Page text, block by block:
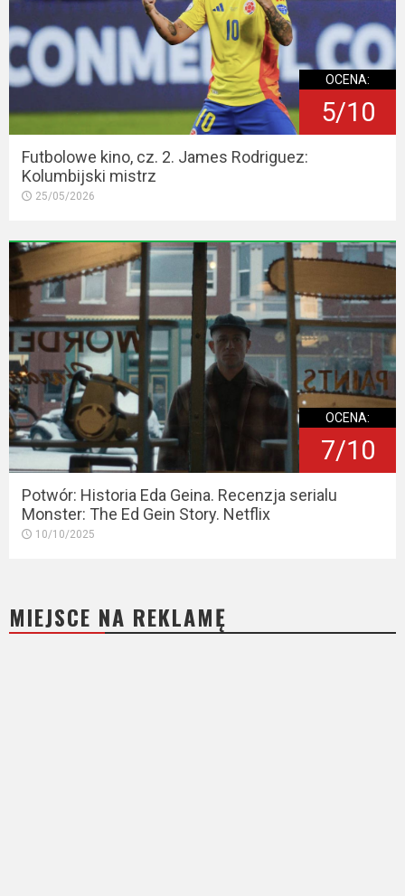
OCENA:
5/10
Futbolowe kino, cz. 2. James Rodriguez:
Kolumbijski mistrz
25/05/2026
OCENA:
7/10
Potwór: Historia Eda Geina. Recenzja serialu
Monster: The Ed Gein Story. Netflix
10/10/2025
MIEJSCE NA REKLAMĘ